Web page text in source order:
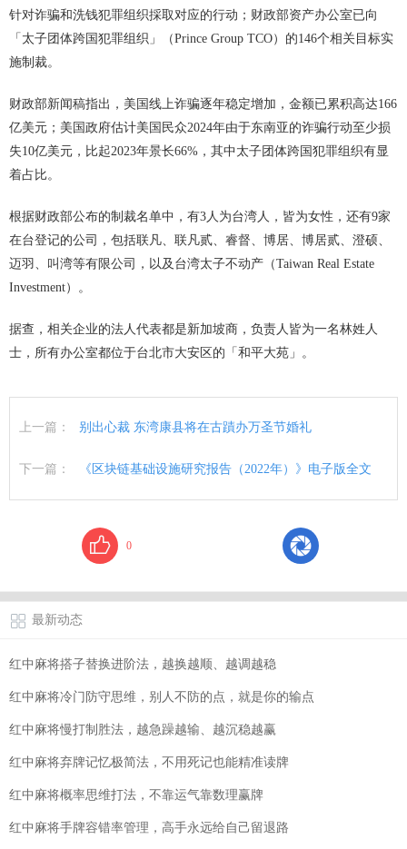
针对诈骗和洗钱犯罪组织採取对应的行动；财政部资产办公室已向
「太子团体跨国犯罪组织」（Prince Group TCO）的146个相关目标实
施制裁。
财政部新闻稿指出，美国线上诈骗逐年稳定增加，金额已累积高达166
亿美元；美国政府估计美国民众2024年由于东南亚的诈骗行动至少损
失10亿美元，比起2023年景长66%，其中太子团体跨国犯罪组织有显
着占比。
根据财政部公布的制裁名单中，有3人为台湾人，皆为女性，还有9家
在台登记的公司，包括联凡、联凡贰、睿督、博居、博居贰、澄硕、
迈羽、叫湾等有限公司，以及台湾太子不动产（Taiwan Real Estate
Investment）。
据查，相关企业的法人代表都是新加坡商，负责人皆为一名林姓人
士，所有办公室都位于台北市大安区的「和平大苑」。
上一篇： 别出心裁 东湾康县将在古蹟办万圣节婚礼
下一篇： 《区块链基础设施研究报告（2022年）》电子版全文
0
最新动态
红中麻将搭子替换进阶法，越换越顺、越调越稳
红中麻将冷门防守思维，别人不防的点，就是你的输点
红中麻将慢打制胜法，越急躁越输、越沉稳越赢
红中麻将弃牌记忆极简法，不用死记也能精准读牌
红中麻将概率思维打法，不靠运气靠数理赢牌
红中麻将手牌容错率管理，高手永远给自己留退路